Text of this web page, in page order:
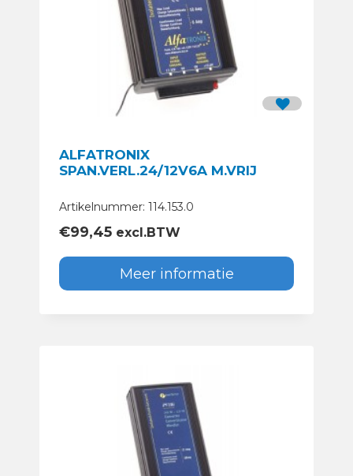
ALFATRONIX
SPAN.VERL.24/12V6A M.VRIJ
Artikelnummer: 114.153.0
€99,45 excl.BTW
Meer informatie